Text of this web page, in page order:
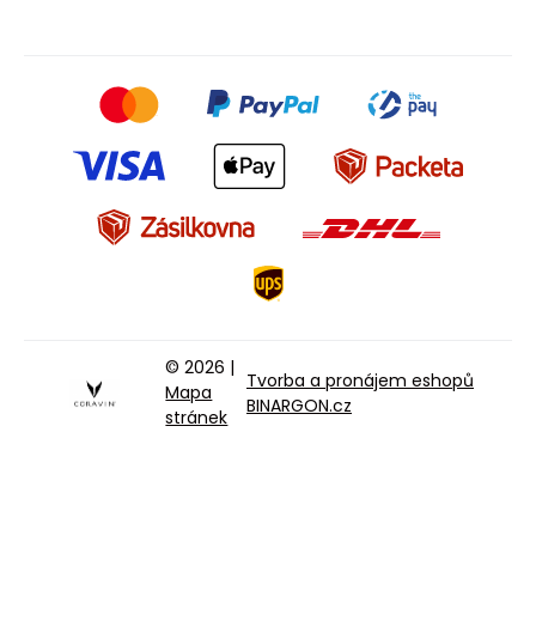
© 2026 |
Mapa
stránek
Tvorba a pronájem eshopů
BINARGON.cz